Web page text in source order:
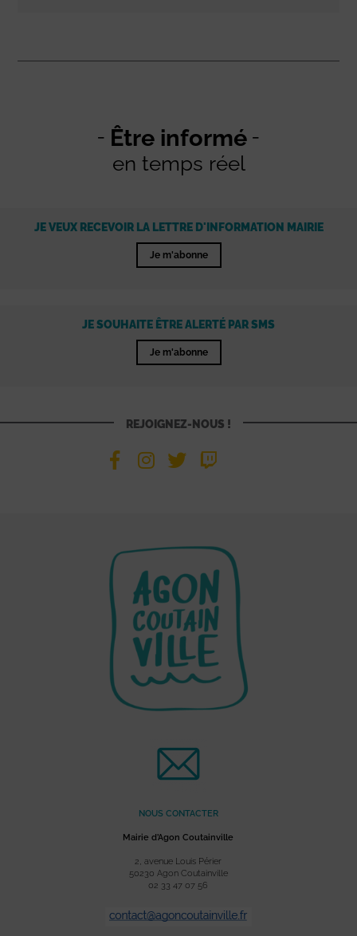
Être informé
en temps réel
JE VEUX RECEVOIR LA LETTRE D'INFORMATION MAIRIE
Je m'abonne
JE SOUHAITE ÊTRE ALERTÉ PAR SMS
Je m'abonne
REJOIGNEZ-NOUS !
NOUS CONTACTER
Mairie d’Agon Coutainville
2, avenue Louis Périer
50230 Agon Coutainville
02 33 47 07 56